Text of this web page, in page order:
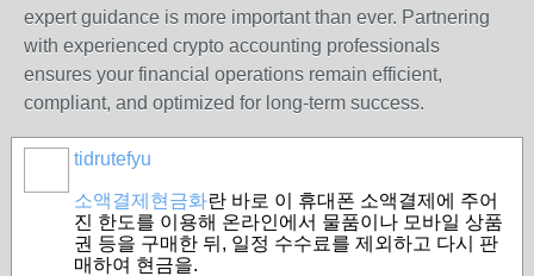
expert guidance is more important than ever. Partnering
with experienced crypto accounting professionals
ensures your financial operations remain efficient,
compliant, and optimized for long-term success.
tidrutefyu
소액결제현금화란 바로 이 휴대폰 소액결제에 주어
진 한도를 이용해 온라인에서 물품이나 모바일 상품
권 등을 구매한 뒤, 일정 수수료를 제외하고 다시 판
매하여 현금을.